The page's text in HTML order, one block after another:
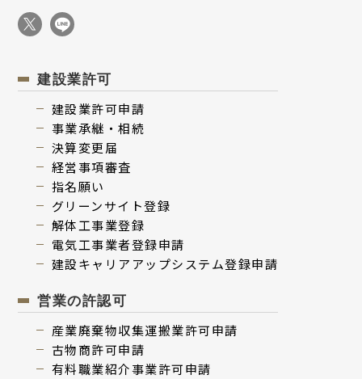
建設業許可
建設業許可申請
事業承継・相続
決算変更届
経営事項審査
指名願い
グリーンサイト登録
解体⼯事業登録
電気⼯事業者登録申請
建設キャリアアップシステム登録申請
営業の許認可
産業廃棄物収集運搬業許可申請
古物商許可申請
有料職業紹介事業許可申請